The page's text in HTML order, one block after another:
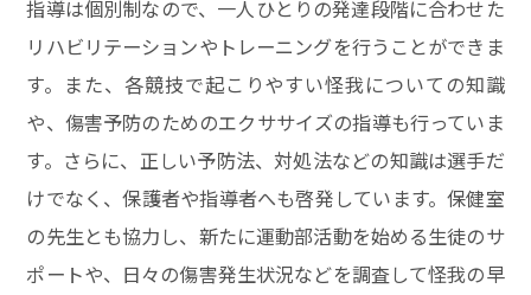
指導は個別制なので、一人ひとりの発達段階に合わせた
リハビリテーションやトレーニングを行うことができま
す。また、各競技で起こりやすい怪我についての知識
や、傷害予防のためのエクササイズの指導も行っていま
す。さらに、正しい予防法、対処法などの知識は選手だ
けでなく、保護者や指導者へも啓発しています。保健室
の先生とも協力し、新たに運動部活動を始める生徒のサ
ポートや、日々の傷害発生状況などを調査して怪我の早